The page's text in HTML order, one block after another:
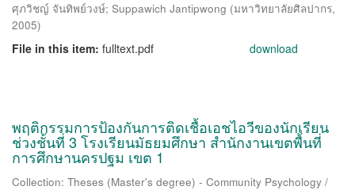
ศุภวิชญ์ จันทิพย์วงษ์; Suppawich Jantipwong (มหาวิทยาลัยศิลปากร,
2005)
File in this item: fulltext.pdf download
พฤติกรรมการป้องกันการติดเชื้อเอชไอวีของนักเรียน
ช่วงชั้นที่ 3 โรงเรียนมัธยมศึกษา สำนักงานเขตพื้นที่
การศึกษานครปฐม เขต 1
Collection: Theses (Master's degree) - Community Psychology /